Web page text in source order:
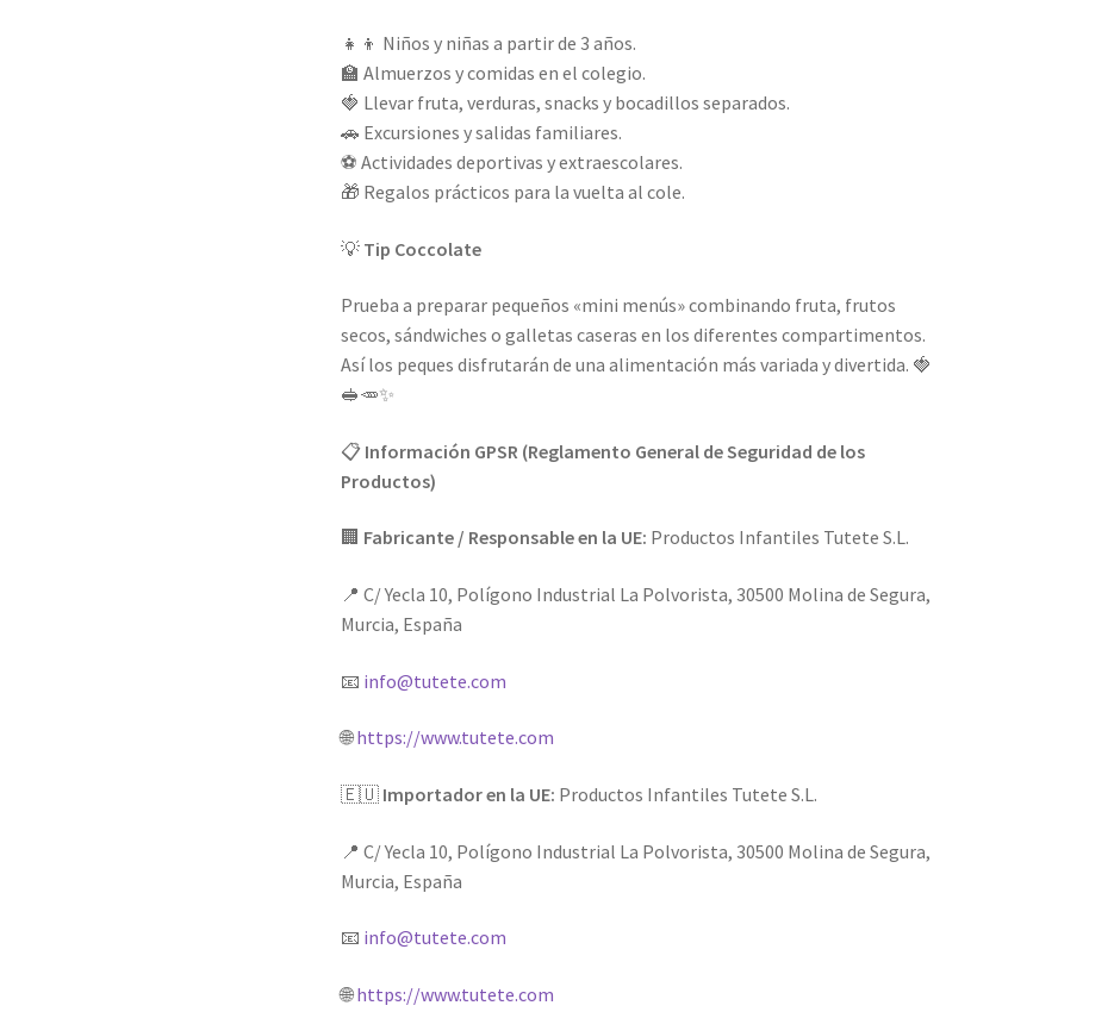
👧👦 Niños y niñas a partir de 3 años.
🏫 Almuerzos y comidas en el colegio.
🍓 Llevar fruta, verduras, snacks y bocadillos separados.
🚗 Excursiones y salidas familiares.
⚽ Actividades deportivas y extraescolares.
🎁 Regalos prácticos para la vuelta al cole.
💡 Tip Coccolate
Prueba a preparar pequeños «mini menús» combinando fruta, frutos
secos, sándwiches o galletas caseras en los diferentes compartimentos.
Así los peques disfrutarán de una alimentación más variada y divertida. 🍓
🥪🥕✨
📋 Información GPSR (Reglamento General de Seguridad de los
Productos)
🏢 Fabricante / Responsable en la UE: Productos Infantiles Tutete S.L.
📍 C/ Yecla 10, Polígono Industrial La Polvorista, 30500 Molina de Segura,
Murcia, España
📧 info@tutete.com
🌐https://www.tutete.com
🇪🇺 Importador en la UE: Productos Infantiles Tutete S.L.
📍 C/ Yecla 10, Polígono Industrial La Polvorista, 30500 Molina de Segura,
Murcia, España
📧 info@tutete.com
🌐https://www.tutete.com